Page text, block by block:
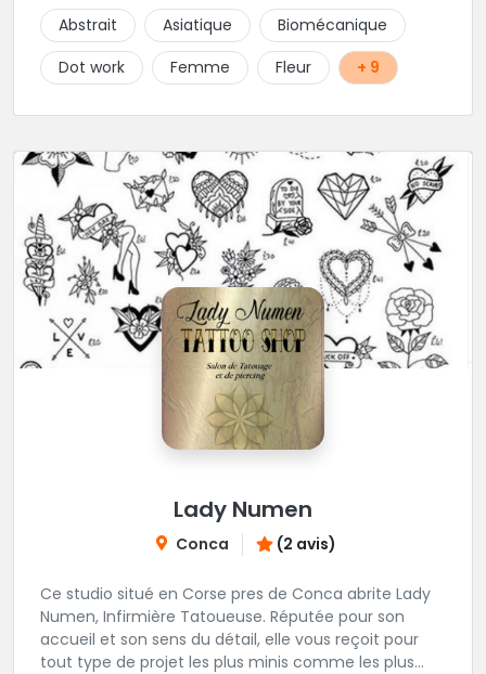
choix de bijoux et uniquement dans des matières
biocompatibles! Vous le trouverez à Saint-Gilles les
Bains...les doigts de pieds en éventail...
Abstrait Asiatique
Biomécanique
Dot work
Femme Fleur + 9
Lady Numen
Conca (2 avis)
Ce studio situé en Corse pres de Conca abrite Lady
Numen, Infirmière Tatoueuse. Réputée pour son
accueil et son sens du détail, elle vous reçoit pour
tout type de projet les plus minis comme les plus